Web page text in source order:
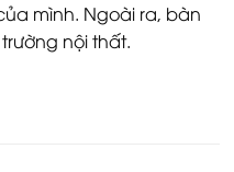
mình. Ngoài ra, bàn
nội thất.